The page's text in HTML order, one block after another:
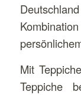
Mit
Teppiche